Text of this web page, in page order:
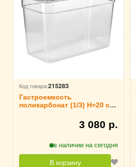
Код товара:215283
Гастроемкость
поликарбонат (1/3) H=20 см
TouchLife, 2134893 080 р.
в наличии на сегодня
В корзину